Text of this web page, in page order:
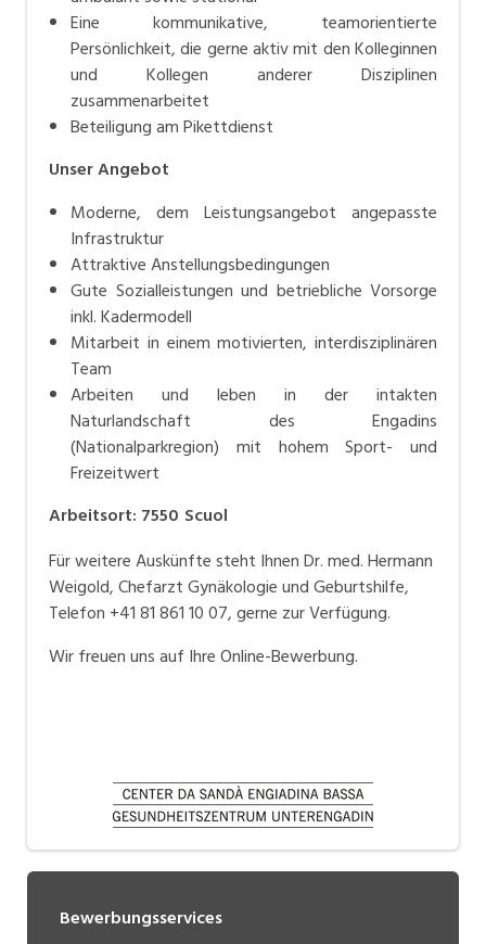
Eine kommunikative, teamorientierte
Persönlichkeit, die gerne aktiv mit den Kolleginnen
und Kollegen anderer Disziplinen
zusammenarbeitet
Beteiligung am Pikettdienst
Unser Angebot
Moderne, dem Leistungsangebot angepasste
Infrastruktur
Attraktive Anstellungsbedingungen
Gute Sozialleistungen und betriebliche Vorsorge
inkl. Kadermodell
Mitarbeit in einem motivierten, interdisziplinären
Team
Arbeiten und leben in der intakten
Naturlandschaft des Engadins
(Nationalparkregion) mit hohem Sport- und
Freizeitwert
Arbeitsort: 7550 Scuol
Für weitere Auskünfte steht Ihnen Dr. med. Hermann
Weigold, Chefarzt Gynäkologie und Geburtshilfe,
Telefon +41 81 861 10 07, gerne zur Verfügung.
Wir freuen uns auf Ihre Online-Bewerbung.
Bewerbungsservices